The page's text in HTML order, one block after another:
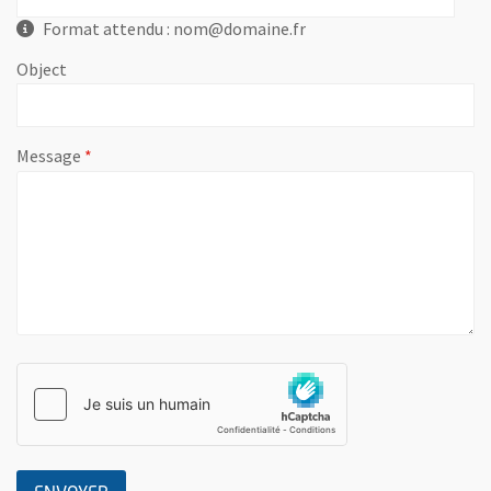
Format attendu : nom@domaine.fr
Object
Message , champ obligatoire